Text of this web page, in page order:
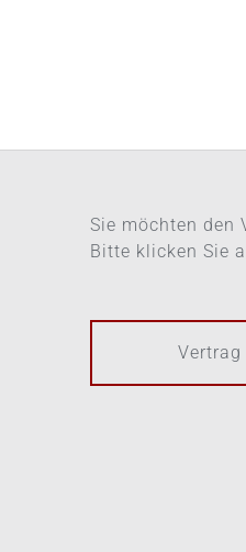
Sie möchten den
Bitte klicken Sie